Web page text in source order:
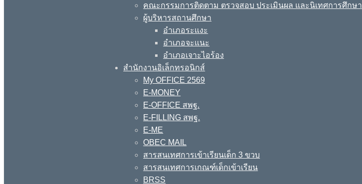
คณะกรรมการติดตาม ตรวจสอบ ประเมินผล และนิเทศการศึกษา
ผู้บริหารสถานศึกษา
อำเภอระแงะ
อำเภอจะแนะ
อำเภอเจาะไอร้อง
สำนักงานอิเล็กทรอนิกส์
My OFFICE 2569
E-MONEY
E-OFFICE สพฐ.
E-FILLING สพฐ.
E-ME
OBEC MAIL
สารสนเทศการเข้าเรียนเด็ก 3 ขวบ
สารสนเทศการเกณฑ์เด็กเข้าเรียน
BRSS